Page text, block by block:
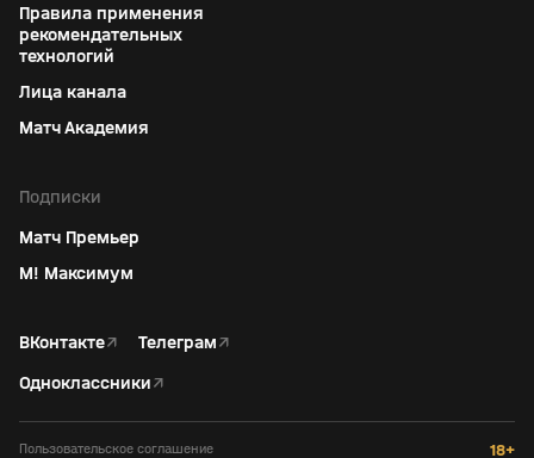
Правила применения
рекомендательных
технологий
Лица канала
Матч Академия
Подписки
Матч Премьер
М! Максимум
ВКонтакте↗ Телеграм↗
Одноклассники↗
Пользовательское соглашение 18+